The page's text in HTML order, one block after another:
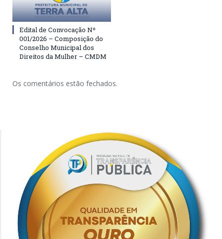
Edital de Convocação Nº
001/2026 – Composição do
Conselho Municipal dos
Direitos da Mulher – CMDM
Os comentários estão fechados.